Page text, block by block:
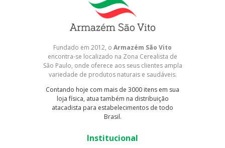
Fundado em 2012, o Armazém São Vito
encontra-se localizado na Zona Cerealista de
São Paulo, onde oferece aos seus clientes ampla
variedade de produtos naturais e saudáveis.
Contando hoje com mais de 3000 itens em sua
loja física, atua também na distribuição
atacadista para estabelecimentos de todo
Brasil.
Institucional